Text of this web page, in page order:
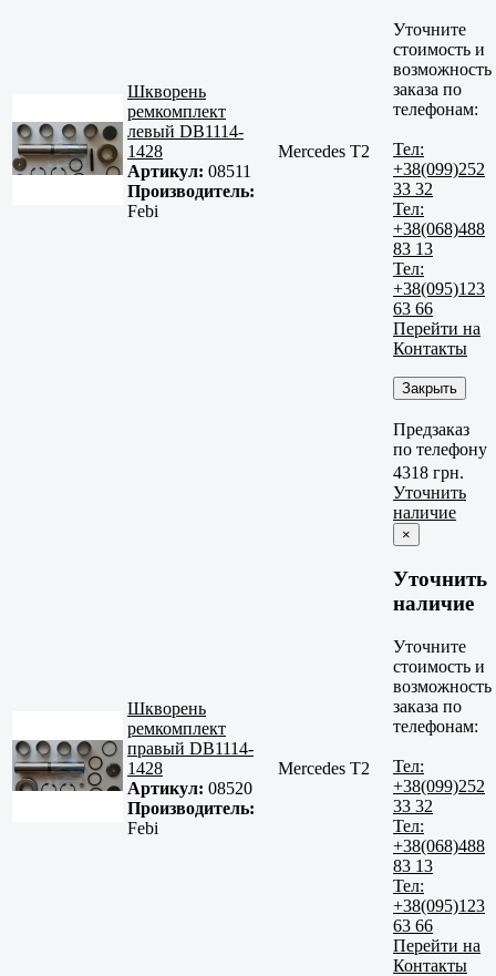
Шкворень
ремкомплект
левый DB1114-
1428
Артикул: 08511
Производитель:
Febi
Mercedes T2
Уточните
стоимость и
возможность
заказа по
телефонам:
Тел:
+38(099)252
33 32
Тел:
+38(068)488
83 13
Тел:
+38(095)123
63 66
Перейти на
Контакты
Закрыть
Предзаказ
по телефону
Шкворень
ремкомплект
правый DB1114-
1428
Артикул: 08520
Производитель:
Febi
Mercedes T2
4318 грн.
Уточнить
наличие
×
Уточнить
наличие
Уточните
стоимость и
возможность
заказа по
телефонам:
Тел:
+38(099)252
33 32
Тел:
+38(068)488
83 13
Тел:
+38(095)123
63 66
Перейти на
Контакты